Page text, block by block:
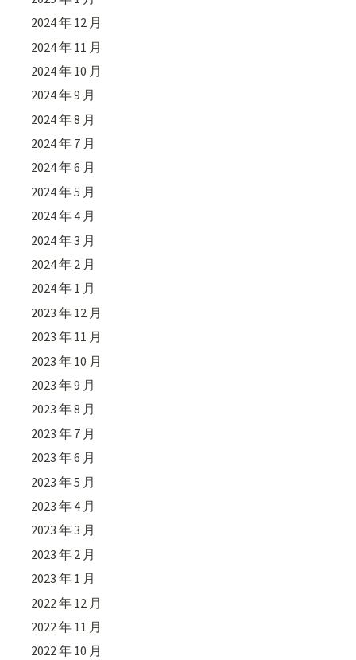
2024 年 12 月
2024 年 11 月
2024 年 10 月
2024 年 9 月
2024 年 8 月
2024 年 7 月
2024 年 6 月
2024 年 5 月
2024 年 4 月
2024 年 3 月
2024 年 2 月
2024 年 1 月
2023 年 12 月
2023 年 11 月
2023 年 10 月
2023 年 9 月
2023 年 8 月
2023 年 7 月
2023 年 6 月
2023 年 5 月
2023 年 4 月
2023 年 3 月
2023 年 2 月
2023 年 1 月
2022 年 12 月
2022 年 11 月
2022 年 10 月